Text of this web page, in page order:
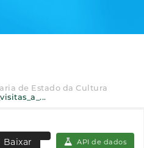
de Estado da Cultura
Baixar API de dados